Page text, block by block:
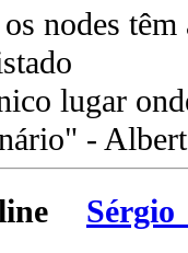
os nodes
lugar
-